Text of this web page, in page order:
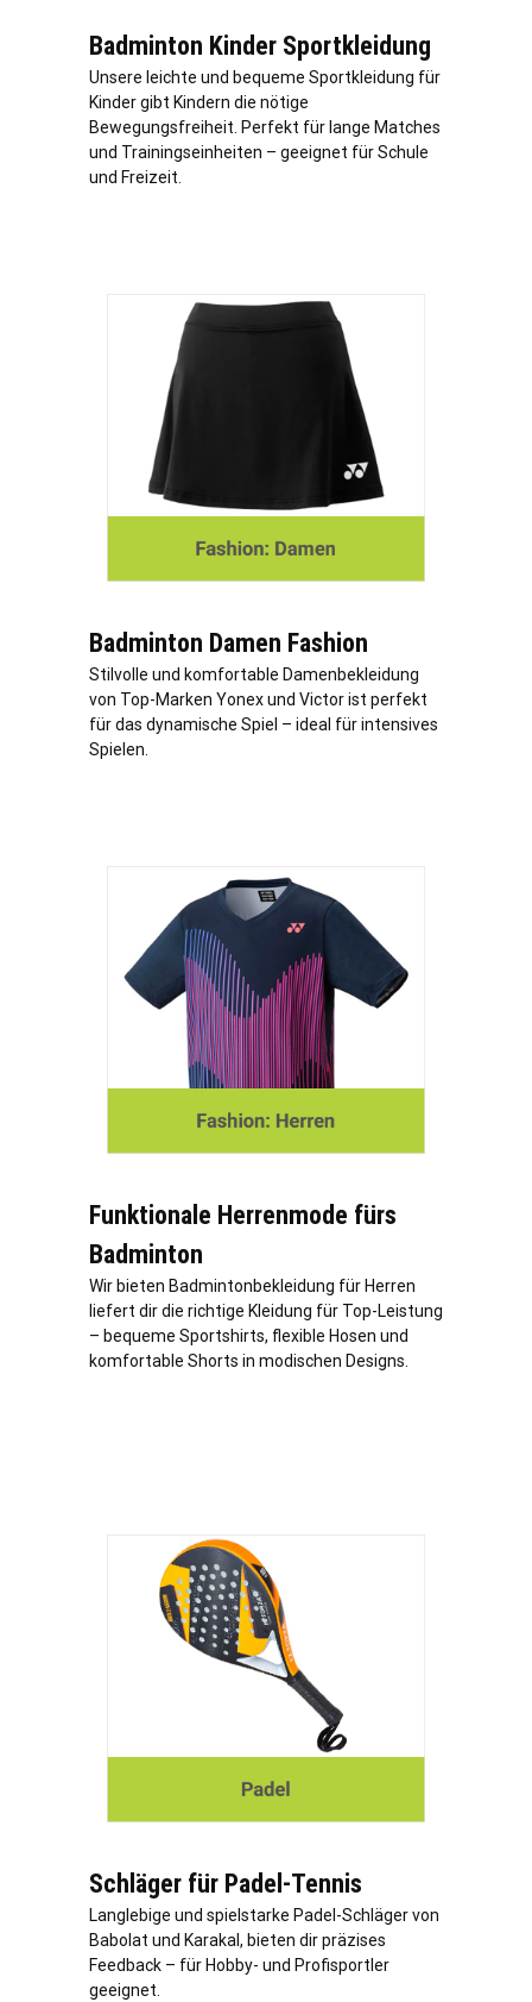
Badminton Kinder Sportkleidung
Unsere leichte und bequeme Sportkleidung für
Kinder gibt Kindern die nötige
Bewegungsfreiheit. Perfekt für lange Matches
und Trainingseinheiten – geeignet für Schule
und Freizeit.
Badminton Damen Fashion
Stilvolle und komfortable Damenbekleidung
von Top-Marken Yonex und Victor ist perfekt
für das dynamische Spiel – ideal für intensives
Spielen.
Funktionale Herrenmode fürs
Badminton
Wir bieten Badmintonbekleidung für Herren
liefert dir die richtige Kleidung für Top-Leistung
– bequeme Sportshirts, flexible Hosen und
komfortable Shorts in modischen Designs.
Schläger für Padel-Tennis
Langlebige und spielstarke Padel-Schläger von
Babolat und Karakal, bieten dir präzises
Feedback – für Hobby- und Profisportler
geeignet.